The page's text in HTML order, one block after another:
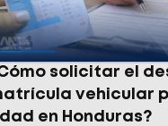
solicitar el
vehicular
en Honduras?